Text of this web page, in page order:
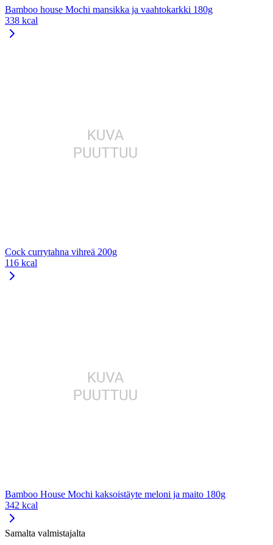
Bamboo house Mochi mansikka ja vaahtokarkki 180g
338 kcal
Cock currytahna vihreä 200g
116 kcal
Bamboo House Mochi kaksoistäyte meloni ja maito 180g
342 kcal
Samalta valmistajalta